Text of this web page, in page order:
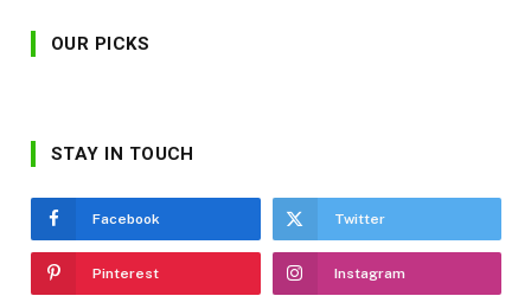
OUR PICKS
STAY IN TOUCH
Facebook Twitter
Pinterest Instagram